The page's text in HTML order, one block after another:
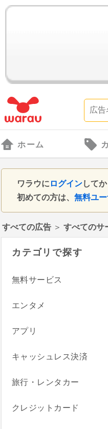
ホーム
ワラウに ログインして
初めての方は、 無料ユ
すべての広告 ＞ すべてのサ
カテゴリで探す
無料サービス
エンタメ
アプリ
キャッシュレス決済
旅行・レンタカー
クレジットカード